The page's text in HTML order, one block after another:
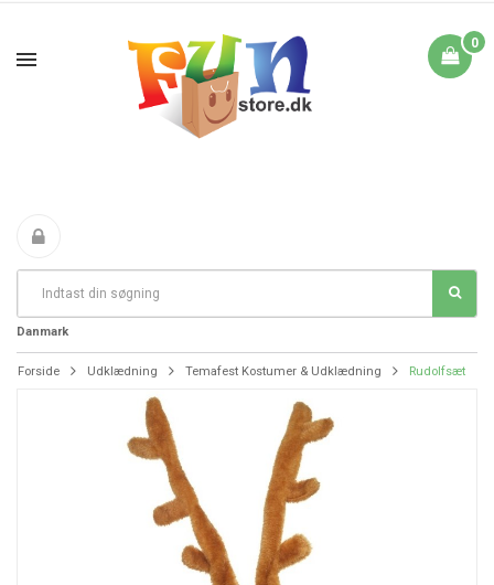
0
Fri Fragt fra 199 i
Danmark
DAG TIL DAG LEVERING
Forside Udklædning Temafest Kostumer & Udklædning Rudolfsæt